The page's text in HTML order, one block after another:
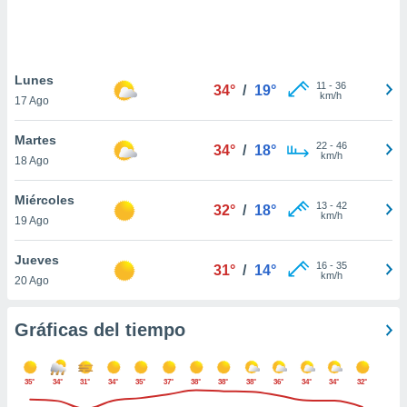
únicos
similares
como
sitio
de
posible
en
a lo que
Para
su
Lunes
17 Ago
34° / 19° 11 - 36
km/h
Martes
18 Ago
34° / 18° 22- 46
km/h
Miércoles
19 Ago
32° / 18° 13- 42
km/h
Jueves
20 Ago
31° / 14° 16- 35
km/h
Gráficas del tiempo
35° 34° 31° 34° 35° 37° 38° 38° 38° 36° 34° 34° 32°